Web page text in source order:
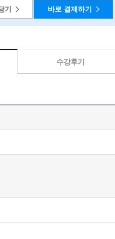
기 바로 결제하기
수강후기